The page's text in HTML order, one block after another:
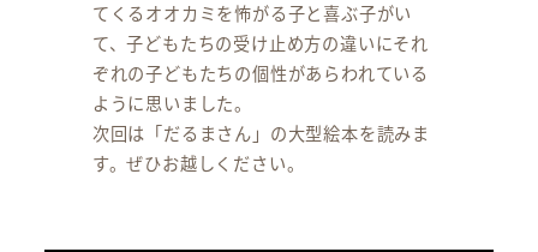
てくるオオカミを怖がる子と喜ぶ子がい
て、子どもたちの受け止め方の違いにそれ
ぞれの子どもたちの個性があらわれている
ように思いました。
次回は「だるまさん」の大型絵本を読みま
す。ぜひお越しください。